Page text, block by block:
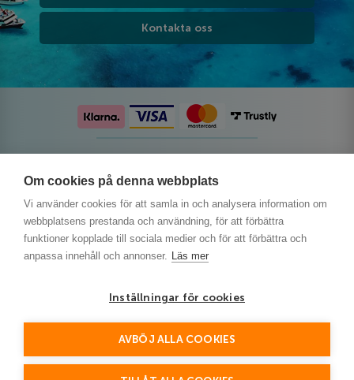
Om cookies på denna webbplats
Vi använder cookies för att samla in och analysera information om
webbplatsens prestanda och användning, för att förbättra
funktioner kopplade till sociala medier och för att förbättra och
anpassa innehåll och annonser. Läs mer
Inställningar för cookies
AVBÖJ ALLA COOKIES
Kontakta oss
This site is protected by reCAPTCHA and the Google
andTerms of Service apply.